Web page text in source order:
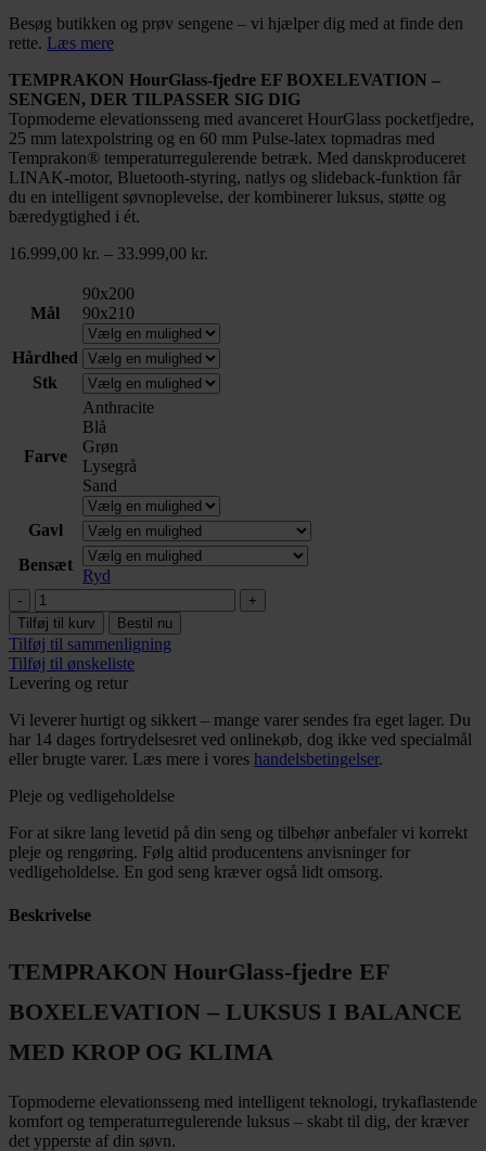
Besøg butikken og prøv sengene – vi hjælper dig med at finde den
rette. Læs mere
TEMPRAKON HourGlass-fjedre EF BOXELEVATION –
SENGEN, DER TILPASSER SIG DIG
Topmoderne elevationsseng med avanceret HourGlass pocketfjedre,
25 mm latexpolstring og en 60 mm Pulse-latex topmadras med
Temprakon® temperaturregulerende betræk. Med danskproduceret
LINAK-motor, Bluetooth-styring, natlys og slideback-funktion får
du en intelligent søvnoplevelse, der kombinerer luksus, støtte og
bæredygtighed i ét.
16.999,00 kr. – 33.999,00 kr.
Mål
90x200
90x210
Hårdhed
Stk
Farve
Anthracite
Blå
Grøn
Lysegrå
Sand
Gavl
Bensæt
Ryd
Temprakon
HourGlass-
fjedre
EF
boxelevation
antal
Tilføj til kurv Bestil nu
Tilføj til sammenligning
Tilføj til ønskeliste
Levering og retur
Vi leverer hurtigt og sikkert – mange varer sendes fra eget lager. Du
har 14 dages fortrydelsesret ved onlinekøb, dog ikke ved specialmål
eller brugte varer. Læs mere i vores handelsbetingelser.
Pleje og vedligeholdelse
For at sikre lang levetid på din seng og tilbehør anbefaler vi korrekt
pleje og rengøring. Følg altid producentens anvisninger for
vedligeholdelse. En god seng kræver også lidt omsorg.
Beskrivelse
TEMPRAKON HourGlass-fjedre EF
BOXELEVATION – LUKSUS I BALANCE
MED KROP OG KLIMA
Topmoderne elevationsseng med intelligent teknologi, trykaflastende
komfort og temperaturregulerende luksus – skabt til dig, der kræver
det ypperste af din søvn.